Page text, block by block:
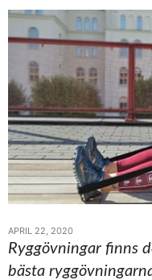
APRIL 22, 2020
Ryggövningar finns
bästa